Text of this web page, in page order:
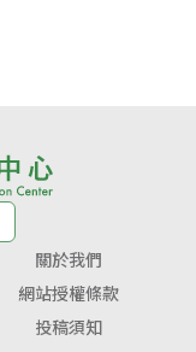
關於我們
網站授權條款
投稿須知